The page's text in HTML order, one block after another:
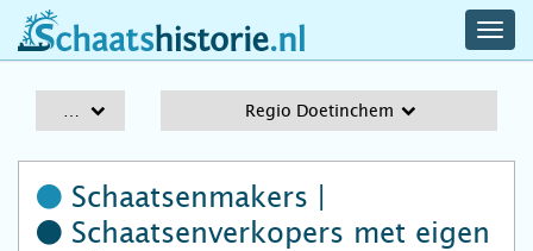
schaatshistorie.nl
Regio Doetinchem
Schaatsenmakers |
Schaatsenverkopers met eigen